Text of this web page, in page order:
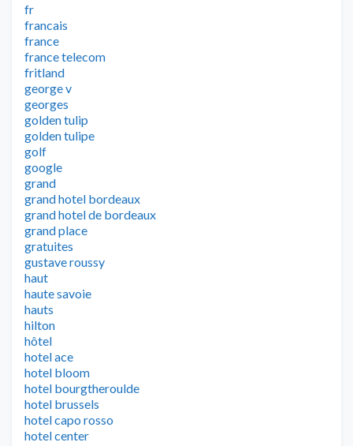
fr
francais
france
france telecom
fritland
george v
georges
golden tulip
golden tulipe
golf
google
grand
grand hotel bordeaux
grand hotel de bordeaux
grand place
gratuites
gustave roussy
haut
haute savoie
hauts
hilton
hôtel
hotel ace
hotel bloom
hotel bourgtheroulde
hotel brussels
hotel capo rosso
hotel center